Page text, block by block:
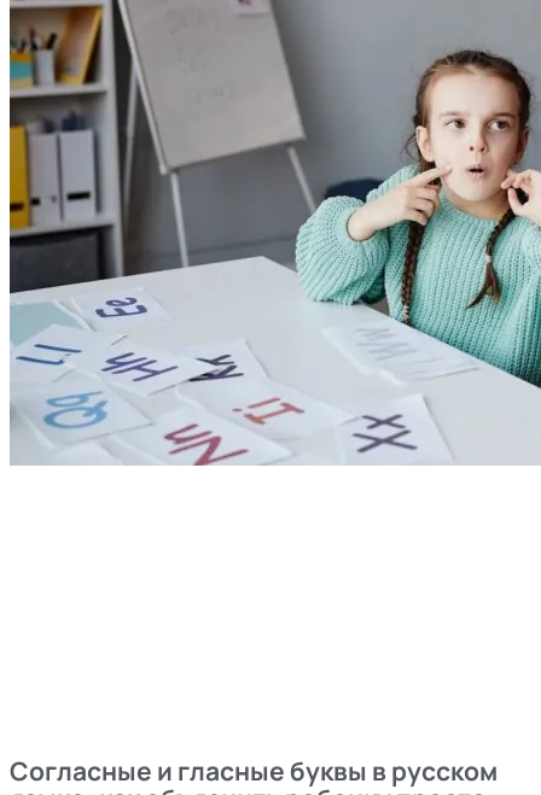
Согласные и гласные буквы в русском